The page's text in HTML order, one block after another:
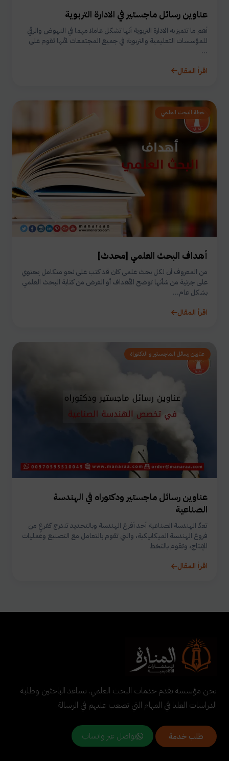
عناوين رسائل ماجستير في الادارة التربوية
أهم ما تتميز به الادارة التربوية أنها تشكل عاملا مهما في النهوض والرقي
للمؤسسات التعليمية والتربوية في جميع المجتمعات لأنها تقوم على
...
اقرأ المقال
خطة البحث العلمي
أهداف البحث العلمي [محدث]
من المعروف أن لكل بحث علمي كان قد كتب على نحو متكامل يحتوي
على جزئية من شأنها توضح الأهداف أو الغرض من كتابة البحث العلمي
بشكل عام...
اقرأ المقال
عناوين رسائل الماجستير و الدكتوراة
عناوين رسائل ماجستير ودكتوراه في الهندسة
الصناعية
تعدّ الهندسة الصناعية أحد أفرع الهندسة وبالتحديد تندرج كفرعٍ من
فروع الهندسة الميكانيكية، والتي تقوم بالتعامل مع التصنيع وعمليات
الإنتاج، وتقوم بالتخط
اقرأ المقال
نحن مؤسسة تقدم خدمات البحث العلمي. نساعد الباحثين وطلبة
الدراسات العليا في المهام التي تصعب عليهم في الرسالة.
طلب خدمة تواصل عبر واتساب